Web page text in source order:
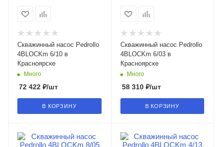
Скважинный насос Pedrollo
4BLOCKm 6/10 в
Красноярске
Много
72 422 ₽/шт
В КОРЗИНУ
Скважинный насос Pedrollo
4BLOCKm 6/03 в
Красноярске
Много
58 310₽/шт
В КОРЗИНУ